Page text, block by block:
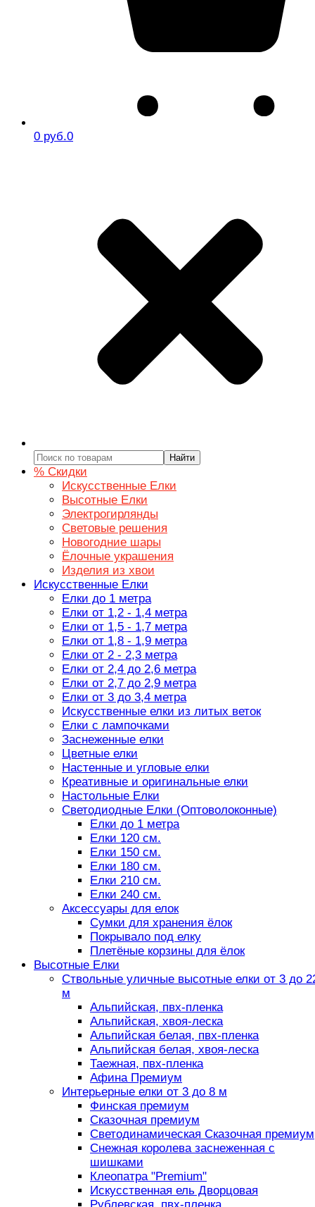
0 руб.0
Найти
% Скидки
Искусственные Елки
Высотные Елки
Электрогирлянды
Световые решения
Новогодние шары
Ёлочные украшения
Изделия из хвои
Искусственные Елки
Елки до 1 метра
Елки от 1,2 - 1,4 метра
Елки от 1,5 - 1,7 метра
Елки от 1,8 - 1,9 метра
Елки от 2 - 2,3 метра
Елки от 2,4 до 2,6 метра
Елки от 2,7 до 2,9 метра
Елки от 3 до 3,4 метра
Искусственные елки из литых веток
Елки с лампочками
Заснеженные елки
Цветные елки
Настенные и угловые елки
Креативные и оригинальные елки
Настольные Елки
Светодиодные Елки (Оптоволоконные)
Елки до 1 метра
Елки 120 см.
Елки 150 см.
Елки 180 см.
Елки 210 см.
Елки 240 см.
Аксессуары для елок
Сумки для хранения ёлок
Покрывало под елку
Плетёные корзины для ёлок
Высотные Елки
Ствольные уличные высотные елки от 3 до
м
Альпийская, пвх-пленка
Альпийская, хвоя-леска
Альпийская белая, пвх-пленка
Альпийская белая, хвоя-леска
Таежная, пвх-пленка
Афина Премиум
Интерьерные елки от 3 до 8 м
Финская премиум
Сказочная премиум
Светодинамическая Сказочная премиум
Снежная королева заснеженная с
шишками
Клеопатра "Premium"
Искусственная ель Дворцовая